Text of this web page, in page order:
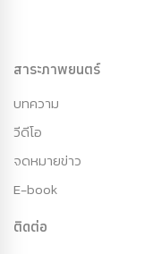
สาระภาพยนตร์
บทความ
วีดีโอ
จดหมายข่าว
E-book
ติดต่อ